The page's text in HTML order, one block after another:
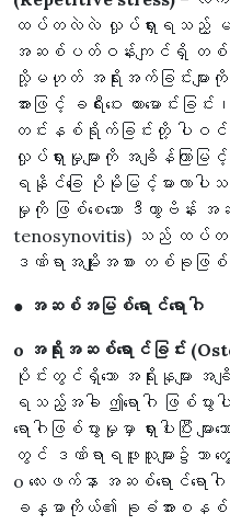
ထပ်တလဲလဲ လှုပ်ရှားရသည့်
အဆစ်ပတ်ဝန်းကျင်ရှိ တစ်ရှူး
သို့မဟုတ် အရိုးအက်ခြင်းမျာ
အားဖြင့် ခရီးဝေး ကားမောင်းခ
တင်းနစ်ရိုက်ခြင်းတို့ ပါဝ
လှုပ်ရှားမှုများကို အချိန်ကြ
ရနိုင်ခြေ ပိုမိုမြင့်မားလာပ
မှုကို ဖြစ်စေသော ဒီကွာဗိန်း အဆ
tenosynovitis) သည် ထပ်တလဲ
ဒဏ်ရာအမျိုးအစား တစ်ခုဖြ
● အဆစ်အမြစ်ရောင်ရောဂါ
o အရိုးအဆစ်ရောင်ခြင်း
ပိုင်းတွင်ရှိသော အရိုးနုများ
ရသည့်အခါ ဤရောဂါ ဖြစ်
ရောဂါဖြစ်ပွားမှုမှာ ရှားပါးပြီ
တွင် ဒဏ်ရာရဖူးသူများ၌သာ
o လေးဖက်နာ အဆစ်ရောင်ရောဂ
ခန္ဓာကိုယ်၏ ခုခံအားစနစ်